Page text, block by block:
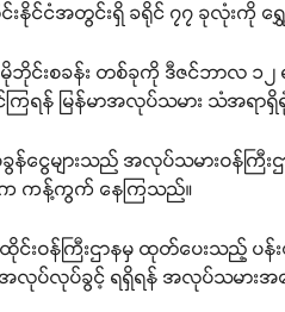
နိုင်ငံအတွင်းရှိ ခရိုင် ၇၇ ခုလုံးကို ရွှေ့
ဘိုင်းစခန်း တစ်ခုကို ဒီဇင်ဘာလ ၁
ြရန် မြန်မာအလုပ်သမား သံအရာ
ငွေများသည် အလုပ်သမားဝန်ကြီ
းက ကန့်ကွက် နေကြသည်။
ဝန်ကြီးဌာနမှ ထုတ်ပေးသည့် ပန်း
အလုပ်လုပ်ခွင့် ရရှိရန် အလုပ်သမားအ